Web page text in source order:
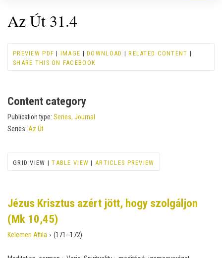
Az Út 31.4
PREVIEW PDF | IMAGE |DOWNLOAD |RELATED CONTENT |
SHARE THIS ON FACEBOOK
Content category
Publication type: Series, Journal
Series: Az Út
GRID VIEW |TABLE VIEW | ARTICLES PREVIEW
Jézus Krisztus azért jött, hogy szolgáljon
(Mk 10,45)
Kelemen Attila › (171--172)